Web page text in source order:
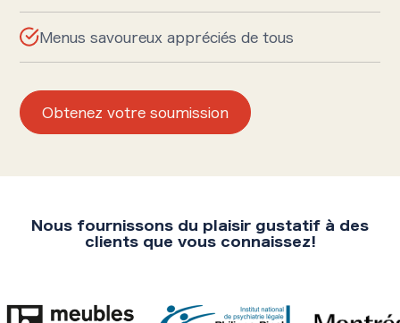
Menus savoureux appréciés de tous
Obtenez votre soumission
Nous fournissons du plaisir gustatif à des
clients que vous connaissez!